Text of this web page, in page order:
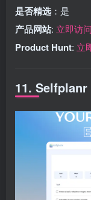
是否精选 ：是
产品网站: 立即访问
Product Hunt: 立
11. Selfplanr